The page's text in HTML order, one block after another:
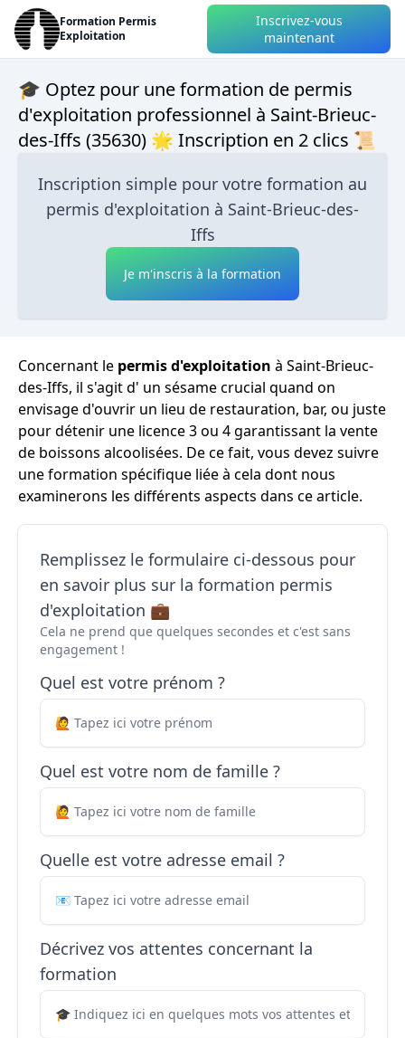
Formation Permis
Exploitation
Inscrivez-vous
maintenant
🎓 Optez pour une formation de permis
d'exploitation professionnel à Saint-Brieuc-
des-Iffs (35630) 🌟 Inscription en 2 clics 📜
Inscription simple pour votre formation au
permis d'exploitation à Saint-Brieuc-des-
Iffs
Je m'inscris à la formation
Concernant le permis d'exploitation à Saint-Brieuc-
des-Iffs, il s'agit d' un sésame crucial quand on
envisage d'ouvrir un lieu de restauration, bar, ou juste
pour détenir une licence 3 ou 4 garantissant la vente
de boissons alcoolisées. De ce fait, vous devez suivre
une formation spécifique liée à cela dont nous
examinerons les différents aspects dans ce article.
Remplissez le formulaire ci-dessous pour
en savoir plus sur la formation permis
d'exploitation 💼
Cela ne prend que quelques secondes et c'est sans
engagement !
Quel est votre prénom ?
Quel est votre nom de famille ?
Quelle est votre adresse email ?
Décrivez vos attentes concernant la
formation